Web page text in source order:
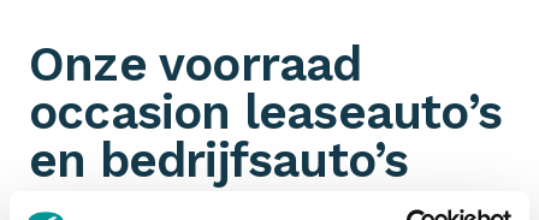
Onze voorraad
occasion leaseauto’s
en bedrijfsauto’s
Omdat wij aangesloten zijn bij talloze
partners